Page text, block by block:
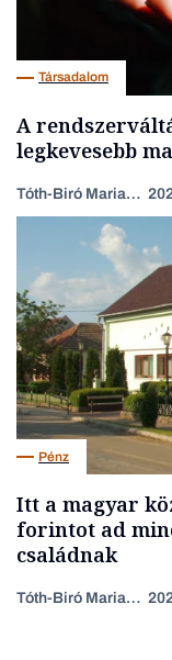
Társadalom
A
legkevesebb
Tóth-Biró Marianna
Pénz
Itt a magyar
forintot ad
családnak
Tóth-Biró Marianna